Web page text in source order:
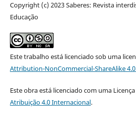
Copyright (c) 2023 Saberes: Revista
Educação
Este trabalho está licenciado sob uma
Attribution-NonCommercial-ShareAlike
Este obra está licenciado com uma Licença
Atribuição 4.0 Internacional.